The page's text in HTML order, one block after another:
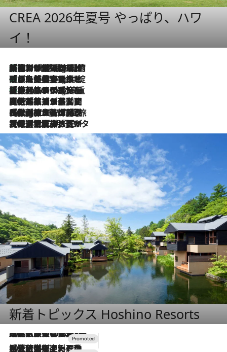
CREA 2026年夏号 やっぱり、ハワ
イ！
10 Hours Ago
「荷物が増えるほど旅ストレスは増す」美容ジャーナリストがたどり着いた最終結論。“化粧品を劇的に減らす”感動の凝縮美容とは
10 Hours Ago
「旅先には金髪ウィッグを持参」日本と同じメイクでは損してる!? 美容ジャーナリストが提案する“掟破りの旅美容”とは
10 Hours Ago
【厳選旅コスメ】「身軽さ＆UV対策重視！」ヘアアーティストshucoが選んだ夏旅ベストコスメを発表【Mサイズジップ】
2026.8.5
【厳選旅コスメ】国内をあちこち移動する河井菜摘が選んだ夏旅ベストコスメ発表！「リラックスアイテムはマスト」【Mサイズジップ】
2026.8.4
【厳選旅コスメ】「紫外線＆乾燥対策しながらメイク感も！」ヘア＆メイクGeorgeが選んだ夏旅ベストコスメを発表！【Mサイズジップ】
2026.8.3
【厳選旅コスメ】「保湿もタイパ重視！」“サウナ好き”タレント清水みさとが愛用する夏旅ベストコスメを発表！【Mサイズジップ】
新着トピックス Hoshino Resorts
2026.7.31
【ホテル帰省】という選択肢をOMOが提案。家族とほどよい距離を保つには「昼は実家、夜は気兼ねなくホテルで！」
2026.7.24
【夏限定ディナーコース】旬を迎える稚鮎や花ズッキーニなどをイタリア・トスカーナの郷土料理の手法で満喫！